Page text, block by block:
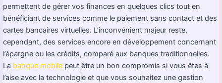
permettent de gérer vos finances en quelques clics tout en
bénéficiant de services comme le paiement sans contact et des
cartes bancaires virtuelles. L’inconvénient majeur reste,
cependant, des services encore en développement concernant
l’épargne ou les crédits, comparé aux banques traditionnelles.
La banque mobile peut être un bon compromis si vous êtes à
l’aise avec la technologie et que vous souhaitez une gestion